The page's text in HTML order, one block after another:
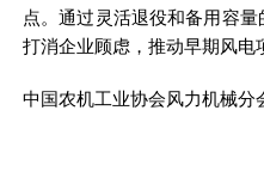
点。通过灵活退役和备用容
打消企业顾虑，推动早期风电
中国农机工业协会风力机械分